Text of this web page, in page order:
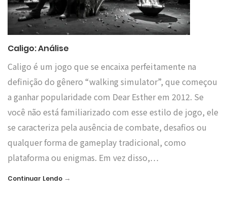
Caligo: Análise
Caligo é um jogo que se encaixa perfeitamente na
definição do gênero “walking simulator”, que começou
a ganhar popularidade com Dear Esther em 2012. Se
você não está familiarizado com esse estilo de jogo, ele
se caracteriza pela ausência de combate, desafios ou
qualquer forma de gameplay tradicional, como
plataforma ou enigmas. Em vez disso,…
Continuar Lendo →